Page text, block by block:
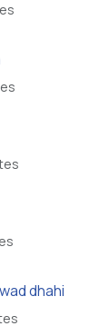
dhahi